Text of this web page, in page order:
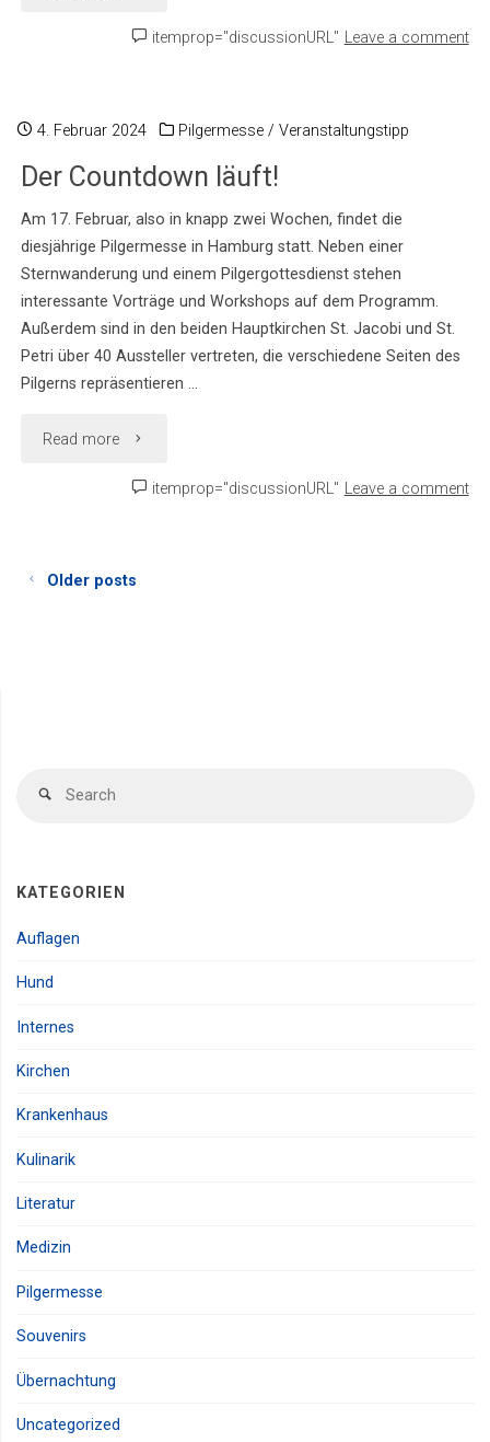
aktualisierte
ist
verfügbar!"
itemprop="discussionURL" Leave a comment
4. Februar 2024 Pilgermesse / Veranstaltungstipp
Der Countdown läuft!
Am 17. Februar, also in knapp zwei Wochen, findet die
diesjährige Pilgermesse in Hamburg statt. Neben einer
Sternwanderung und einem Pilgergottesdienst stehen
interessante Vorträge und Workshops auf dem Programm.
Außerdem sind in den beiden Hauptkirchen St. Jacobi und St.
Petri über 40 Aussteller vertreten, die verschiedene Seiten des
Pilgerns repräsentieren …
Read more "Der
Countdown
itemprop="discussionURL" Leave a comment
Older posts
Search
KATEGORIEN
Auflagen
Hund
Internes
Kirchen
Krankenhaus
Kulinarik
Literatur
Medizin
Pilgermesse
Souvenirs
Übernachtung
Uncategorized